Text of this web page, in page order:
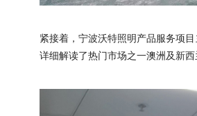
紧接着，宁波沃特照明产品服务项
详细解读了热门市场之一澳洲及新